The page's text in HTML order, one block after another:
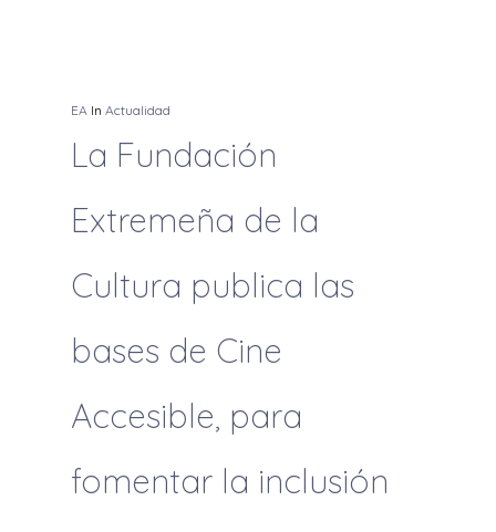
EA In Actualidad
La Fundación
Extremeña de la
Cultura publica las
bases de Cine
Accesible, para
fomentar la inclusión